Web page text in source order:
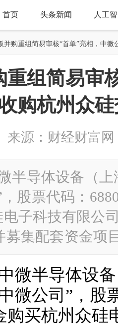
首页 头条新闻 人工
并购重组简易审核“首单”亮相，中
重组简易审
购杭州众
源：财经财富网
半导体设备（
股票代码：
子科技有限公
募集配套资金
微半导体设
微公司”，股
购买杭州众硅